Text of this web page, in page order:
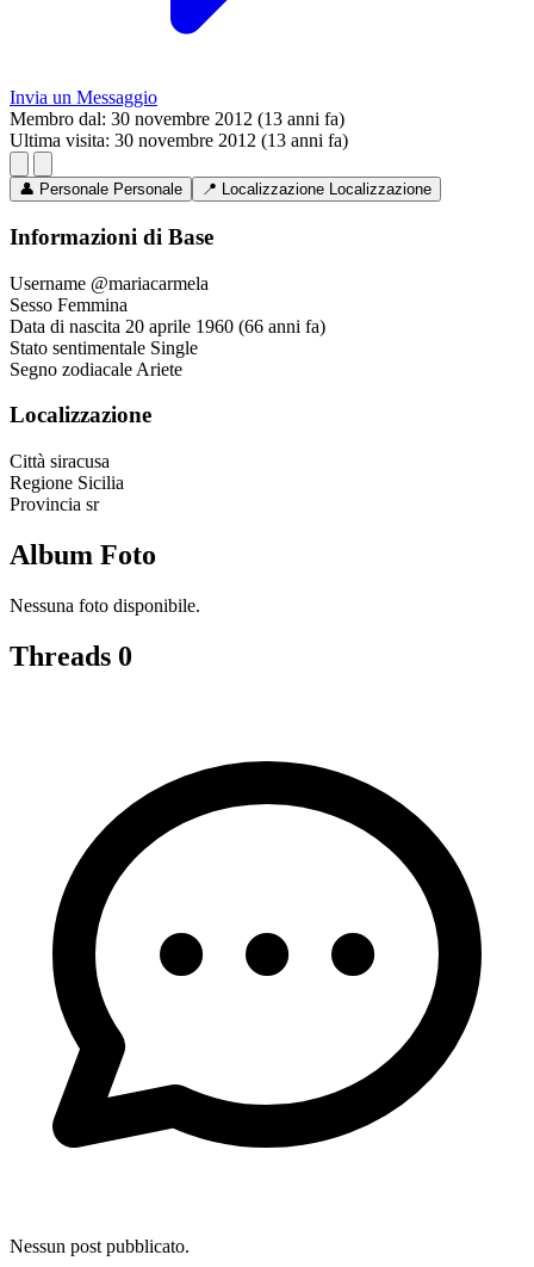
Invia un Messaggio
Membro dal: 30 novembre 2012 (13 anni fa)
Ultima visita: 30 novembre 2012 (13 anni fa)
👤 Personale Personale 📍 Localizzazione Localizzazione
Informazioni di Base
Username @mariacarmela
Sesso Femmina
Data di nascita 20 aprile 1960 (66 anni fa)
Stato sentimentale Single
Segno zodiacale Ariete
Localizzazione
Città siracusa
Regione Sicilia
Provincia sr
Album Foto
Nessuna foto disponibile.
Threads 0
Nessun post pubblicato.